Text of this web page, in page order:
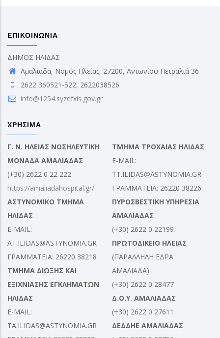
ΕΠΙΚΟΙΝΩΝΙΑ
ΔΗΜΟΣ ΗΛΙΔΑΣ
Αμαλιάδα, Νομός Ηλείας, 27200, Αντωνίου Πετραλιά 36
2622 360521-522, 2622038526
info@1254.syzefxis.gov.gr
ΧΡΗΣΙΜΑ
Γ. Ν. ΗΛΕΙΑΣ ΝΟΣΗΛΕΥΤΙΚΗ
ΜΟΝΑΔΑ ΑΜΑΛΙΑΔΑΣ
(+30) 2622 0 22 222
https://amaliadahospital.gr/
ΑΣΤΥΝΟΜΙΚΟ ΤΜΗΜΑ
ΗΛΙΔΑΣ
E-MAIL:
AT.ILIDAS@ASTYNOMIA.GR
ΓΡΑΜΜΑΤΕΙΑ: 26220 38218
ΤΜΗΜΑ ΔΙΩΞΗΣ ΚΑΙ
ΕΞΙΧΝΙΑΣΗΣ ΕΓΚΛΗΜΑΤΩΝ
ΗΛΙΔΑΣ
E-MAIL:
TA.ILIDAS@ASTYNOMIA.GR
ΤΜΗΜΑ ΤΡΟΧΑΙΑΣ ΗΛΙΔΑΣ
E-MAIL:
TT.ILIDAS@ASTYNOMIA.GR
ΓΡΑΜΜΑΤΕΙΑ: 26220 38226
ΠΥΡΟΣΒΕΣΤΙΚΗ ΥΠΗΡΕΣΙΑ
ΑΜΑΛΙΑΔΑΣ
(+30) 2622 0 22199
ΠΡΩΤΟΔΙΚΕΙΟ ΗΛΕΙΑΣ
(ΠΑΡΑΛΛΗΛΗ ΕΔΡΑ
ΑΜΑΛΙΑΔΑ)
(+30) 2622 0 28477
Δ.Ο.Υ. ΑΜΑΛΙΑΔΑΣ
(+30) 2622 0 27611
ΔΕΔΔΗΕ ΑΜΑΛΙΑΔΑΣ